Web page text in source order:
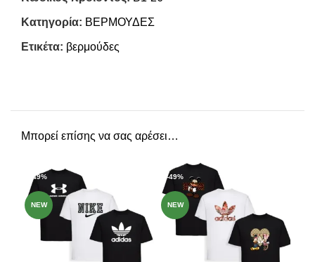
Κατηγορία: ΒΕΡΜΟΥΔΕΣ
Ετικέτα: βερμούδες
Μπορεί επίσης να σας αρέσει…
-49%
NEW
-49%
NEW